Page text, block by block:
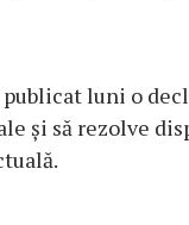
luni o
şi să rezolve